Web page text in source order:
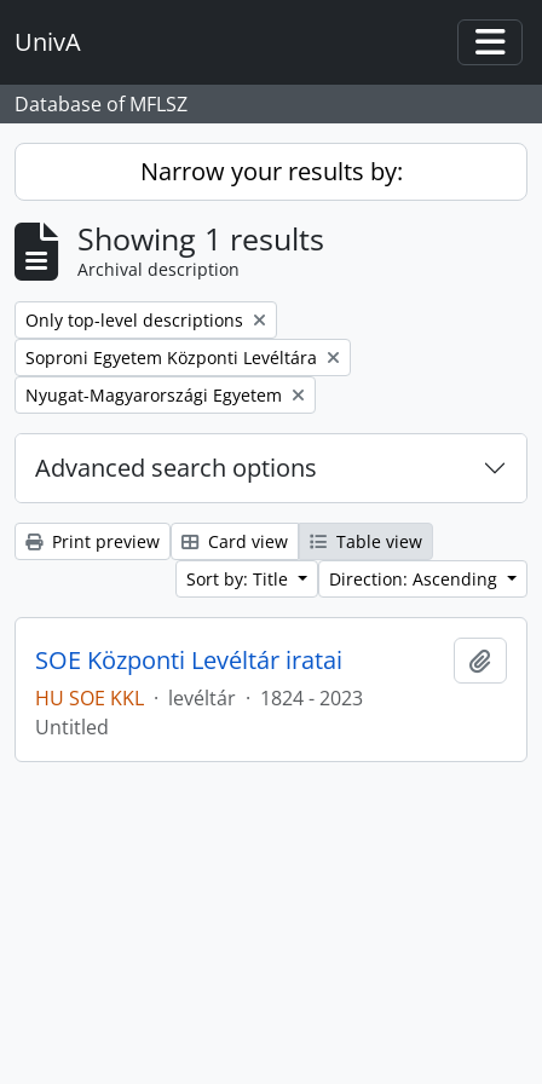
UnivA
Database of MFLSZ
Narrow your results by:
Showing 1 results
Archival description
Remove filter:
Only top-level descriptions
Remove filter:
Soproni Egyetem Központi Levéltára
Remove filter:
Nyugat-Magyarországi Egyetem
Advanced search options
Print preview Card view
Table view
Sort by: Title
Direction: Ascending
SOE Központi Levéltár iratai
HU SOE KKL · levéltár · 1824 - 2023
Untitled